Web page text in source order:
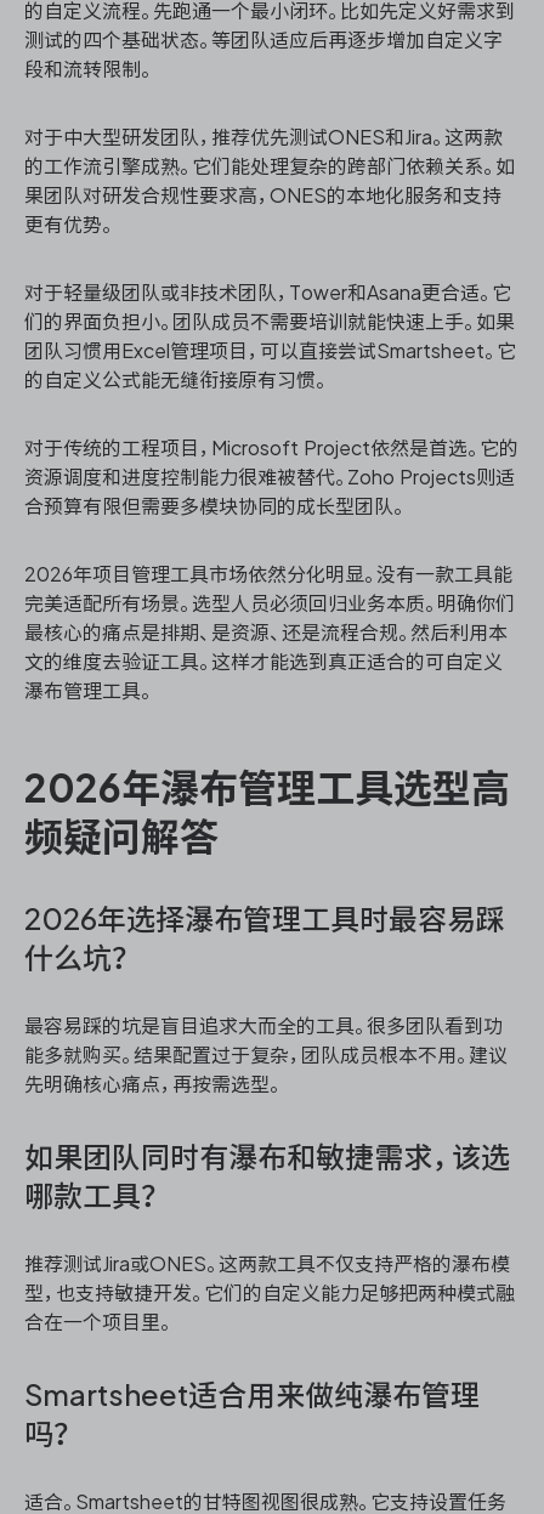
的自定义流程。先跑通一个最小闭环。比如先定义好需求到
测试的四个基础状态。等团队适应后再逐步增加自定义字
段和流转限制。
对于中大型研发团队，推荐优先测试ONES和Jira。这两款
的工作流引擎成熟。它们能处理复杂的跨部门依赖关系。如
果团队对研发合规性要求高，ONES的本地化服务和支持
更有优势。
对于轻量级团队或非技术团队，Tower和Asana更合适。它
们的界面负担小。团队成员不需要培训就能快速上手。如果
团队习惯用Excel管理项目，可以直接尝试Smartsheet。它
的自定义公式能无缝衔接原有习惯。
对于传统的工程项目，Microsoft Project依然是首选。它的
资源调度和进度控制能力很难被替代。Zoho Projects则适
合预算有限但需要多模块协同的成长型团队。
2026年项目管理工具市场依然分化明显。没有一款工具能
完美适配所有场景。选型人员必须回归业务本质。明确你们
最核心的痛点是排期、是资源、还是流程合规。然后利用本
文的维度去验证工具。这样才能选到真正适合的可自定义
瀑布管理工具。
2026年瀑布管理工具选型高
频疑问解答
2026年选择瀑布管理工具时最容易踩
什么坑？
最容易踩的坑是盲目追求大而全的工具。很多团队看到功
能多就购买。结果配置过于复杂，团队成员根本不用。建议
先明确核心痛点，再按需选型。
如果团队同时有瀑布和敏捷需求，该选
哪款工具？
推荐测试Jira或ONES。这两款工具不仅支持严格的瀑布模
型，也支持敏捷开发。它们的自定义能力足够把两种模式融
合在一个项目里。
Smartsheet适合用来做纯瀑布管理
吗？
适合。Smartsheet的甘特图视图很成熟。它支持设置任务